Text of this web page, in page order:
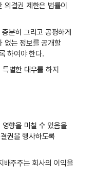
결권 제한은 법률이
분히 그리고 공평하게
없는 정보를 공개할
하여야 한다.
별한 대우를 하지
향을 미칠 수 있음을
권을 행사하도록
배주주는 회사의 이익을